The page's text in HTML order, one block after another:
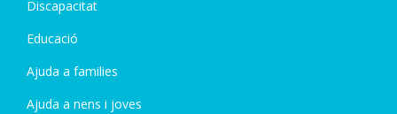
Discapacitat
Educació
Ajuda a families
Ajuda a nens i joves